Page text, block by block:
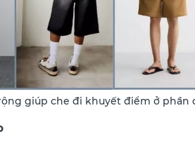
giúp che đi khuyết điểm ở phần